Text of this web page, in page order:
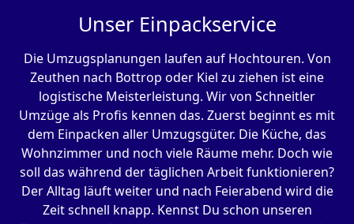
Unser Einpackservice
Die Umzugsplanungen laufen auf Hochtouren. Von
Zeuthen nach Bottrop oder Kiel zu ziehen ist eine
logistische Meisterleistung. Wir von Schneitler
Umzüge als Profis kennen das. Zuerst beginnt es mit
dem Einpacken aller Umzugsgüter. Die Küche, das
Wohnzimmer und noch viele Räume mehr. Doch wie
soll das während der täglichen Arbeit funktionieren?
Der Alltag läuft weiter und nach Feierabend wird die
Zeit schnell knapp. Kennst Du schon unseren